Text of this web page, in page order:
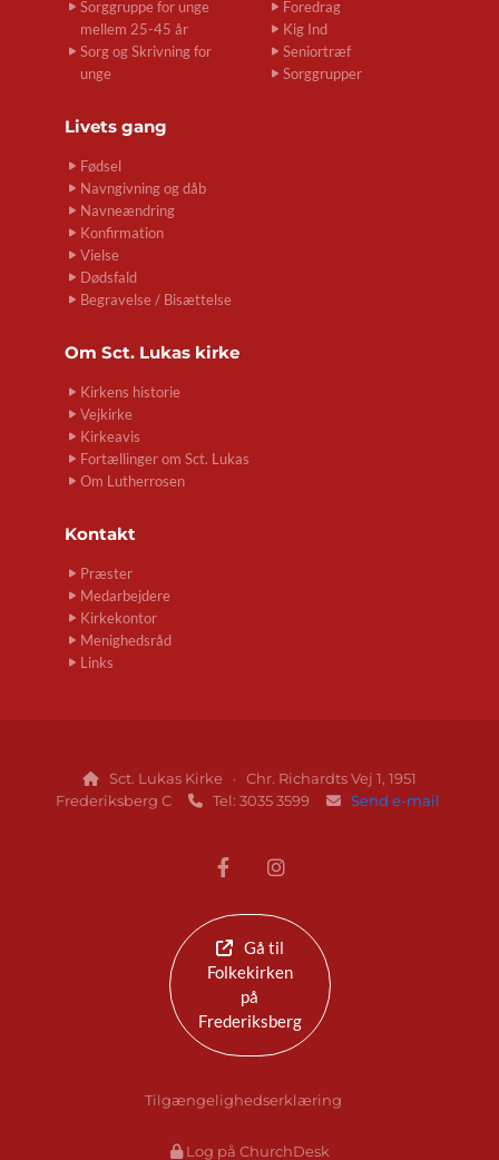
Sorggruppe for unge
mellem 25-45 år
Sorg og Skrivning for
unge
Foredrag
Kig Ind
Seniortræf
Sorggrupper
Livets gang
Fødsel
Navngivning og dåb
Navneændring
Konfirmation
Vielse
Dødsfald
Begravelse / Bisættelse
Om Sct. Lukas kirke
Kirkens historie
Vejkirke
Kirkeavis
Fortællinger om Sct. Lukas
Om Lutherrosen
Kontakt
Præster
Medarbejdere
Kirkekontor
Menighedsråd
Links

Sct. Lukas Kirke · Chr. Richardts Vej 1, 1951
Frederiksberg C
 Tel: 3035 3599  Send e-mail
Gå til
Folkekirken
på
Frederiksberg
Tilgængelighedserklæring
Log på ChurchDesk